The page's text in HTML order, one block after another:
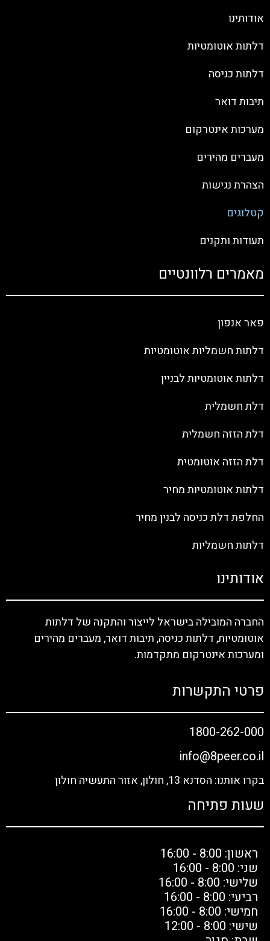
אודותינו
דלתות אוטומטיות
דלתות כניסה
תיבות דואר
מערכות אינטרקום
מעברים מהירים
הצהרת נגישות
קטלוגים
תעודות ותקנים
מאמרים רלוונטיים
פאר אנפון
דלתות חשמליות אוטומטיות
דלתות אוטומטיות לבניין
דלת חשמלית
דלת הזזה חשמלית
דלת הזזה אוטומטית
דלתות אוטומטיות מחיר
החלפת דלת כניסה לבנין מחיר
דלתות חשמליות
אודותינו
החברה המובילה בישראל לייצור והתקנה של דלתות
אוטומטיות, דלתות כניסה, תיבות דואר, מעברים מהירים
ומערכות אינטרקום מתקדמות.
פרטי התקשרות
1800-262-000
info@8peer.co.il
בקרו אותנו: הסדנא 13, חולון, אזור התעשיה חולון
שעות פתיחה
ראשון: 8:00 - 16:00
שני: 8:00 - 16:00
שלישי: 8:00 - 16:00
רביעי: 8:00 - 16:00
חמישי: 8:00 - 16:00
שישי: 8:00 - 12:00